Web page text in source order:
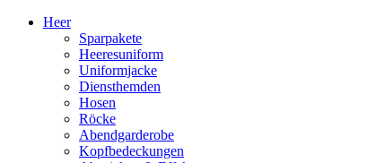
Heer
Sparpakete
Heeresuniform
Uniformjacke
Diensthemden
Hosen
Röcke
Abendgarderobe
Kopfbedeckungen